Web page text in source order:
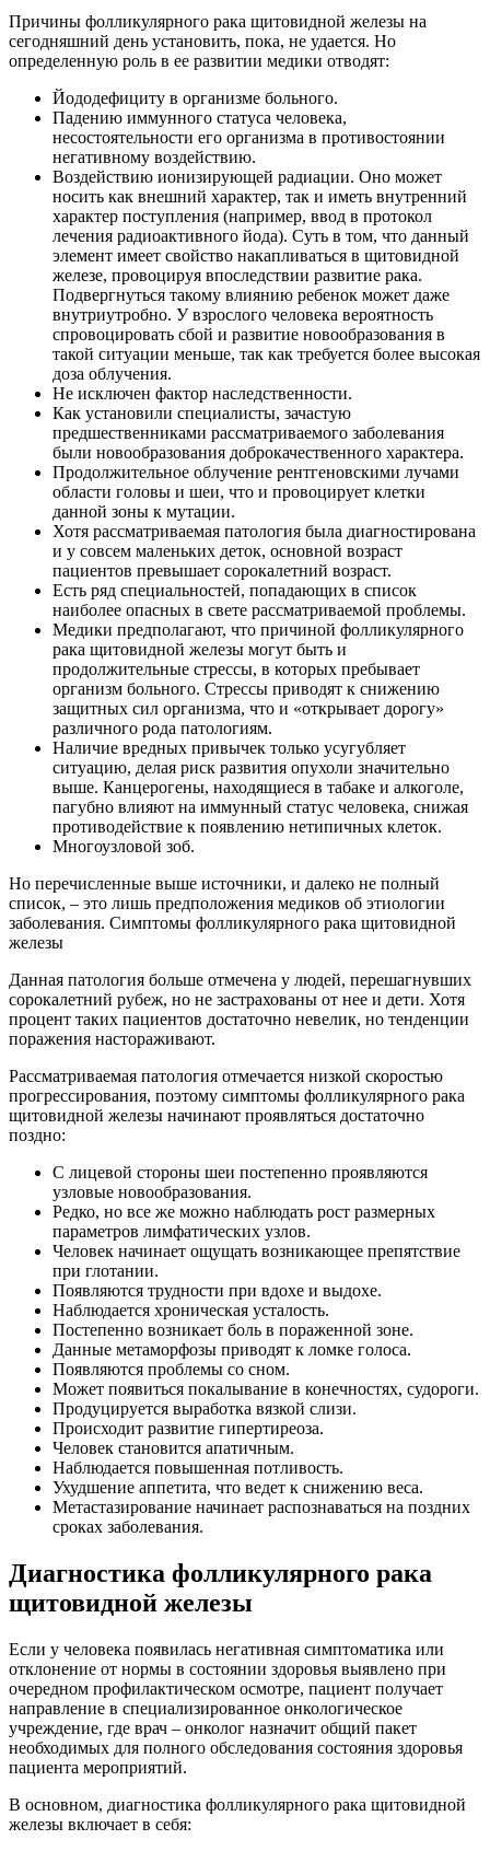
Причины фолликулярного рака щитовидной железы на
сегодняшний день установить, пока, не удается. Но
определенную роль в ее развитии медики отводят:
Йододефициту в организме больного.
Падению иммунного статуса человека,
несостоятельности его организма в противостоянии
негативному воздействию.
Воздействию ионизирующей радиации. Оно может
носить как внешний характер, так и иметь внутренний
характер поступления (например, ввод в протокол
лечения радиоактивного йода). Суть в том, что данный
элемент имеет свойство накапливаться в щитовидной
железе, провоцируя впоследствии развитие рака.
Подвергнуться такому влиянию ребенок может даже
внутриутробно. У взрослого человека вероятность
спровоцировать сбой и развитие новообразования в
такой ситуации меньше, так как требуется более высокая
доза облучения.
Не исключен фактор наследственности.
Как установили специалисты, зачастую
предшественниками рассматриваемого заболевания
были новообразования доброкачественного характера.
Продолжительное облучение рентгеновскими лучами
области головы и шеи, что и провоцирует клетки
данной зоны к мутации.
Хотя рассматриваемая патология была диагностирована
и у совсем маленьких деток, основной возраст
пациентов превышает сорокалетний возраст.
Есть ряд специальностей, попадающих в список
наиболее опасных в свете рассматриваемой проблемы.
Медики предполагают, что причиной фолликулярного
рака щитовидной железы могут быть и
продолжительные стрессы, в которых пребывает
организм больного. Стрессы приводят к снижению
защитных сил организма, что и «открывает дорогу»
различного рода патологиям.
Наличие вредных привычек только усугубляет
ситуацию, делая риск развития опухоли значительно
выше. Канцерогены, находящиеся в табаке и алкоголе,
пагубно влияют на иммунный статус человека, снижая
противодействие к появлению нетипичных клеток.
Многоузловой зоб.
Но перечисленные выше источники, и далеко не полный
список, – это лишь предположения медиков об этиологии
заболевания. Симптомы фолликулярного рака щитовидной
железы
Данная патология больше отмечена у людей, перешагнувших
сорокалетний рубеж, но не застрахованы от нее и дети. Хотя
процент таких пациентов достаточно невелик, но тенденции
поражения настораживают.
Рассматриваемая патология отмечается низкой скоростью
прогрессирования, поэтому симптомы фолликулярного рака
щитовидной железы начинают проявляться достаточно
поздно:
С лицевой стороны шеи постепенно проявляются
узловые новообразования.
Редко, но все же можно наблюдать рост размерных
параметров лимфатических узлов.
Человек начинает ощущать возникающее препятствие
при глотании.
Появляются трудности при вдохе и выдохе.
Наблюдается хроническая усталость.
Постепенно возникает боль в пораженной зоне.
Данные метаморфозы приводят к ломке голоса.
Появляются проблемы со сном.
Может появиться покалывание в конечностях, судороги.
Продуцируется выработка вязкой слизи.
Происходит развитие гипертиреоза.
Человек становится апатичным.
Наблюдается повышенная потливость.
Ухудшение аппетита, что ведет к снижению веса.
Метастазирование начинает распознаваться на поздних
сроках заболевания.
Диагностика фолликулярного рака
щитовидной железы
Если у человека появилась негативная симптоматика или
отклонение от нормы в состоянии здоровья выявлено при
очередном профилактическом осмотре, пациент получает
направление в специализированное онкологическое
учреждение, где врач – онколог назначит общий пакет
необходимых для полного обследования состояния здоровья
пациента мероприятий.
В основном, диагностика фолликулярного рака щитовидной
железы включает в себя: